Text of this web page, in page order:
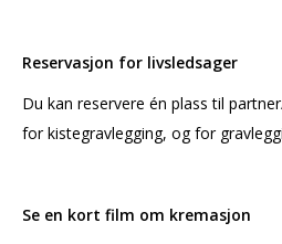
Reservasjon for livsledsager
Du kan reservere én plass til
for kistegravlegging, og for
Se en kort film om kremasjon